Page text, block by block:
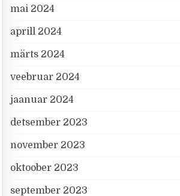
mai 2024
aprill 2024
märts 2024
veebruar 2024
jaanuar 2024
detsember 2023
november 2023
oktoober 2023
september 2023